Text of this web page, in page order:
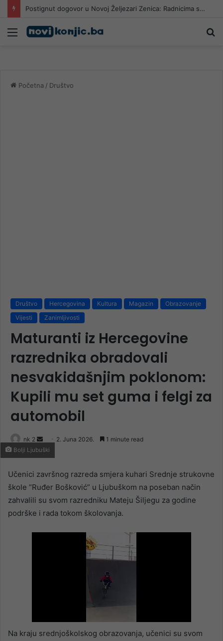
Postignut dogovor u Novoj Željezari Zenica: Radnicima slijede otpremnine
Meni
Početna / Društvo
Društvo Hercegovina Kultura Magazin
Obrazovanje
Vijesti
Zanimljivosti
Maturanti iz Hercegovine
razrednika obradovali
nesvakidašnjim poklonom:
Kupili mu set guma i felgi za
automobil
nk 2
Send
an
2. Juna 2026. 1 minute read
Bolji Ljubuški
Učenici završnog razreda smjera kuhari Srednje strukovne
škole “Ruđer Bošković” u Ljubuškom na poseban način
zahvalili su svom razredniku Mateju Šiljegu za godine
podrške i rada tokom školovanja.
Na kraju srednjoškolskog obrazovanja, učenici su svom